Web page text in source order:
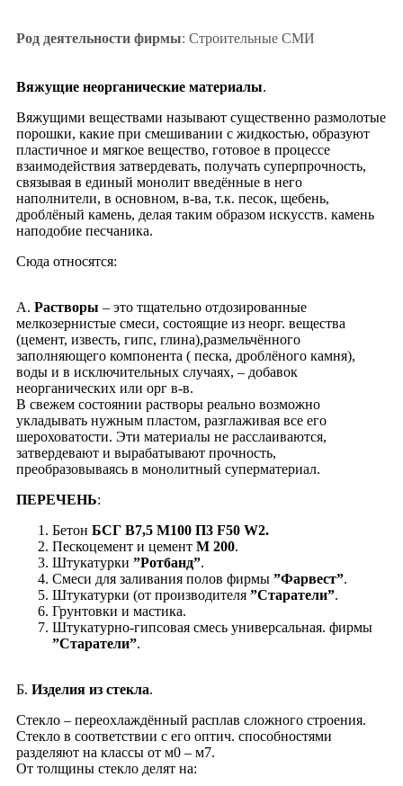
Род деятельности фирмы: Строительные СМИ
Вяжущие неорганические материалы.
Вяжущими веществами называют существенно размолотые
порошки, какие при смешивании с жидкостью, образуют
пластичное и мягкое вещество, готовое в процессе
взаимодействия затвердевать, получать суперпрочность,
связывая в единый монолит введённые в него
наполнители, в основном, в-ва, т.к. песок, щебень,
дроблёный камень, делая таким образом искусств. камень
наподобие песчаника.
Cюда относятся:
А. Растворы – это тщательно отдозированные
мелкозернистые смеси, состоящие из неорг. вещества
(цемент, известь, гипс, глина),размельчённого
заполняющего компонента ( песка, дроблёного камня),
воды и в исключительных случаях, – добавок
неорганических или орг в-в.
В свежем состоянии растворы реально возможно
укладывать нужным пластом, разглаживая все его
шероховатости. Эти материалы не расслаиваются,
затвердевают и вырабатывают прочность,
преобразовываясь в монолитный суперматериал.
ПЕРЕЧЕНЬ:
Бетон БСГ В7,5 М100 П3 F50 W2.
Пескоцемент и цемент М 200.
Штукатурки ”Ротбанд”.
Смеси для заливания полов фирмы ”Фарвест”.
Штукатурки (от производителя ”Старатели”.
Грунтовки и мастика.
Штукатурно-гипсовая смесь универсальная. фирмы
”Старатели”.
Б. Изделия из стекла.
Cтекло – переохлаждённый расплав сложного строения.
Стекло в соответствии с его оптич. способностями
разделяют на классы от м0 – м7.
От толщины стекло делят на: